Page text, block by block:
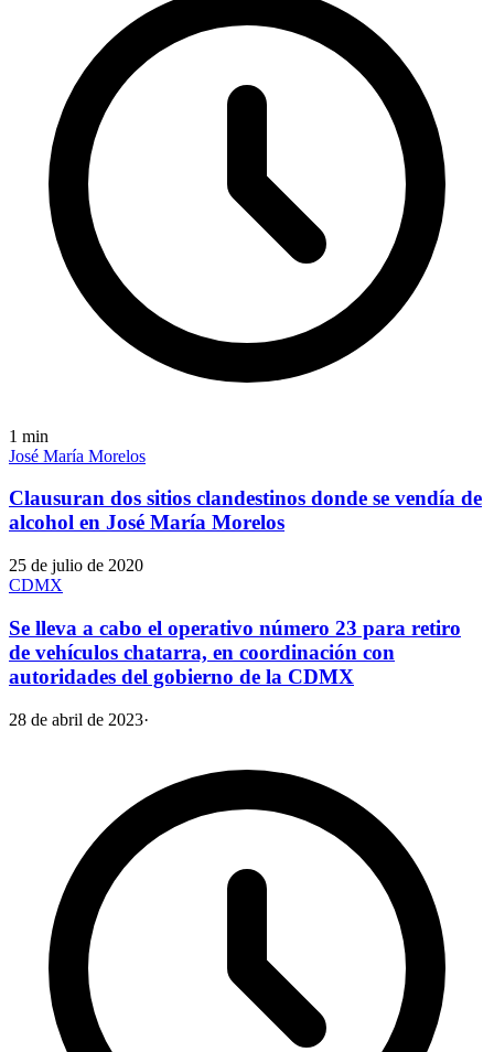
1 min
José María Morelos
Clausuran dos sitios clandestinos donde se vendía de
alcohol en José María Morelos
25 de julio de 2020
CDMX
Se lleva a cabo el operativo número 23 para retiro
de vehículos chatarra, en coordinación con
autoridades del gobierno de la CDMX
28 de abril de 2023·